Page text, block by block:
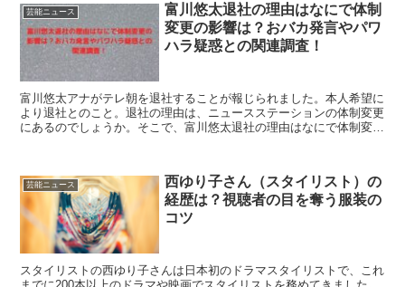
芸能ニュース
富川悠太退社の理由はなにで体制
変更の影響は？おバカ発言やパワ
ハラ疑惑との関連調査！
富川悠太アナがテレ朝を退社することが報じられました。本人希望に
より退社とのこと。退社の理由は、ニュースステーションの体制変更
にあるのでしょうか。そこで、富川悠太退社の理由はなにで体制変更
芸能ニュース
西ゆり子さん（スタイリスト）の
経歴は？視聴者の目を奪う服装の
コツ
スタイリストの西ゆり子さんは日本初のドラマスタイリストで、これ